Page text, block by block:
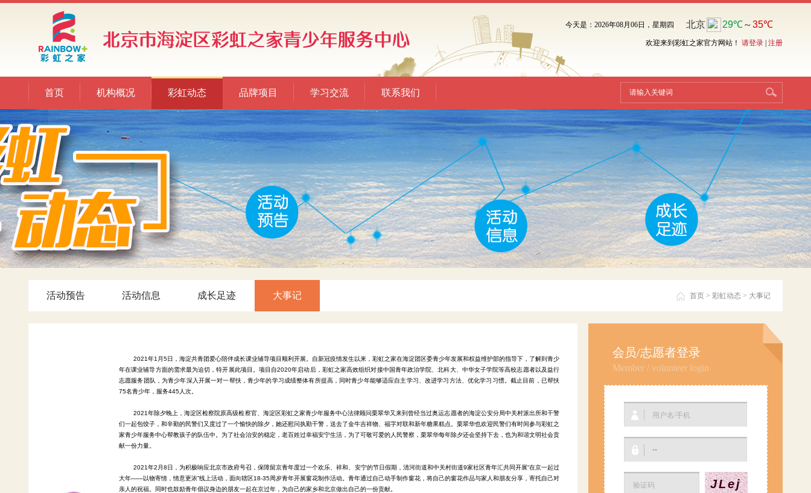
今天是：2026年08月06日，星期四
欢迎来到彩虹之家官方网站！ 请登录 注册
首页 机构概况 彩虹动态 品牌项目 学习交流 联系我们
活动预告 活动信息 成长足迹 大事记 首页 > 彩虹动态 > 大事记
2021年1月5日，海淀共青团爱心陪伴成长课业辅导项目顺利开展。自新冠疫情发生以来，彩虹之家在海淀团区委青少年发展和权益维护部的指导下，了解到青少
年在课业辅导方面的需求最为迫切，特开展此项目。项目自2020年启动后，彩虹之家高效组织对接中国青年政治学院、北科大、中华女子学院等高校志愿者以及益行
志愿服务团队，为青少年深入开展一对一帮扶，青少年的学习成绩整体有所提高，同时青少年能够适应自主学习、改进学习方法、优化学习习惯。截止目前，已帮扶
75名青少年，服务445人次。
2021年除夕晚上，海淀区检察院原高级检察官、海淀区彩虹之家青少年服务中心法律顾问栗翠华又来到曾经当过奥运志愿者的海淀公安分局中关村派出所和干警
们一起包饺子，和辛勤的民警们又度过了一个愉快的除夕，她还慰问执勤干警，送去了金牛吉祥物、福字对联和新年糖果糕点。 栗翠华也欢迎民警们有时间参与彩虹之
家青少年服务中心帮教孩子的队伍中。为了社会治安的稳定，老百姓过幸福安宁生活，为了可敬可爱的人民警察，栗翠华每年除夕还会坚持下去，也为和谐文明社会贡
献一份力量。
2021年2月8日，为积极响应北京市政府号召，保障留京青年度过一个欢乐、祥和、安宁的节日假期，清河街道和中关村街道9家社区青年汇共同开展“在京一起过
大年——以物寄情，情意更浓”线上活动，面向辖区18-35周岁青年开展窗花制作活动。青年通过自己动手制作窗花，将自己的窗花作品与家人和朋友分享，寄托自己对
亲人的祝福。同时也鼓励青年倡议身边的朋友一起在京过年，为自己的家乡和北京做出自己的一份贡献。
会员/志愿者登录
Member / volunteer login
JLej